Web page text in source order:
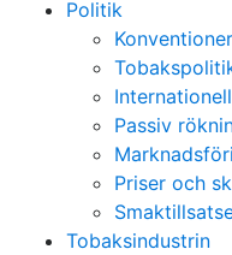
Politik
Passiv
Priser och
Tobaksindustrin